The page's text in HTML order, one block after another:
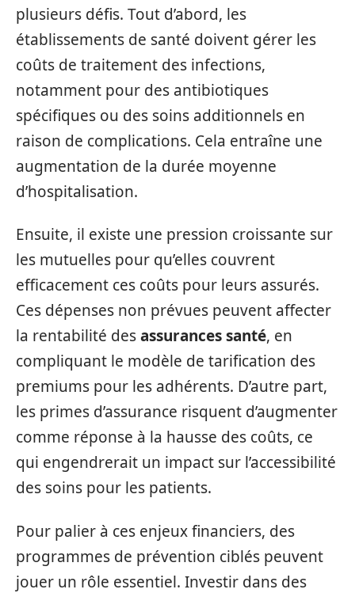
plusieurs défis. Tout d’abord, les
établissements de santé doivent gérer les
coûts de traitement des infections,
notamment pour des antibiotiques
spécifiques ou des soins additionnels en
raison de complications. Cela entraîne une
augmentation de la durée moyenne
d’hospitalisation.
Ensuite, il existe une pression croissante sur
les mutuelles pour qu’elles couvrent
efficacement ces coûts pour leurs assurés.
Ces dépenses non prévues peuvent affecter
la rentabilité desassurances santé, en
compliquant le modèle de tarification des
premiums pour les adhérents. D’autre part,
les primes d’assurance risquent d’augmenter
comme réponse à la hausse des coûts, ce
qui engendrerait un impact sur l’accessibilité
des soins pour les patients.
Pour palier à ces enjeux financiers, des
programmes de prévention ciblés peuvent
jouer un rôle essentiel. Investir dans des